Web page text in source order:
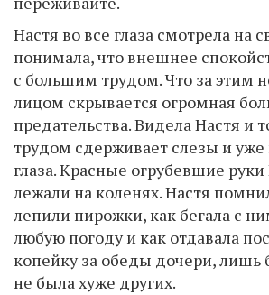
Настя во все глаза смотрела на
понимала, что внешнее
с большим трудом. Что за этим
лицом скрывается огромная
предательства. Видела Настя и
трудом сдерживает слезы и уже
глаза. Красные огрубевшие
лежали на коленях. Настя
лепили пирожки, как бегала с
любую погоду и как отдавала
копейку за обеды дочери, лишь
не была хуже других.